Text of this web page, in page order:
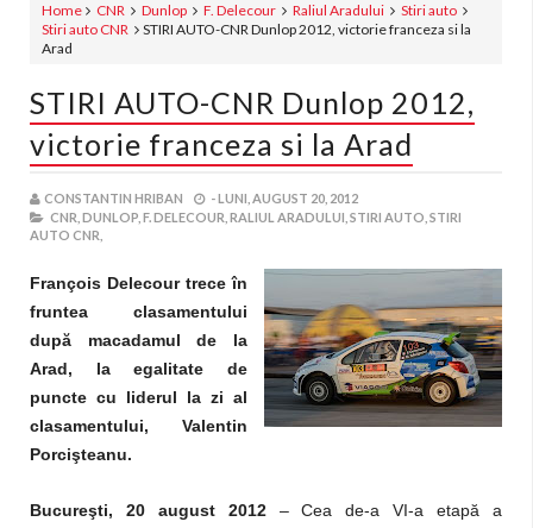
Home CNR Dunlop F. Delecour Raliul Aradului
Stiri auto
Stiri auto CNR
STIRI AUTO-CNR Dunlop 2012, victorie franceza si la
Arad
STIRI AUTO-CNR Dunlop 2012,
victorie franceza si la Arad
CONSTANTIN HRIBAN -LUNI, AUGUST 20, 2012
CNR, DUNLOP, F. DELECOUR, RALIUL ARADULUI, STIRI AUTO, STIRI
AUTO CNR,
François Delecour trece în
fruntea clasamentului
după macadamul de la
Arad, la egalitate de
puncte cu liderul la zi al
clasamentului, Valentin
Porcişteanu.
Bucureşti, 20 august 2012– Cea de-a VI-a etapă a